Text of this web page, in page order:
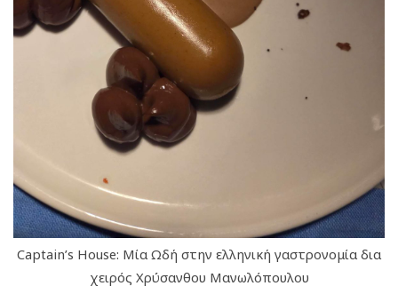
Captain’s House: Μία Ωδή στην ελληνική γαστρονομία δια
χειρός Χρύσανθου Μανωλόπουλου